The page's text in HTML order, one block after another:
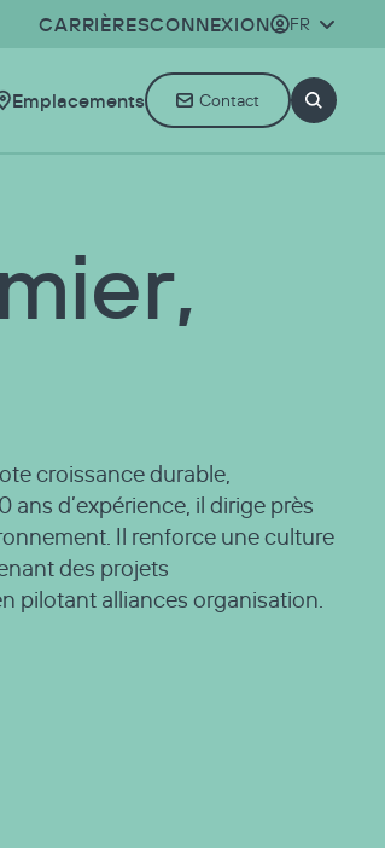
CARRIÈRESCONNEXION FR
Emplacements Contact
croissance durable,
d’expérience, il dirige près
Il renforce une culture
des projets
pilotant alliances organisation.